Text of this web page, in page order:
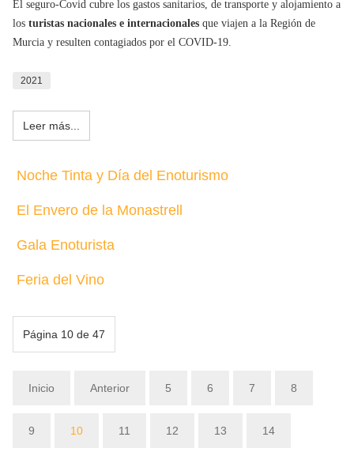
El seguro-Covid cubre los gastos sanitarios, de transporte y alojamiento a
los turistas nacionales e internacionales que viajen a la Región de
Murcia y resulten contagiados por el COVID-19.
2021
Leer más...
Noche Tinta y Día del Enoturismo
El Envero de la Monastrell
Gala Enoturista
Feria del Vino
Página 10 de 47
Inicio Anterior 5 6 7 8
9 10 11 12 13 14